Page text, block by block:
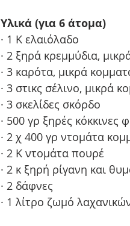
Υλικά (για 6 άτομα)
· 1 Κ ελαιόλαδο
· 2 ξηρά κρεμμύδια,
· 3 καρότα, μικρά
· 3 στικς σέλινο, μικρά
· 3 σκελίδες σκόρδο
· 500 γρ ξηρές κόκκινες
· 2 χ 400 γρ ντομάτα
· 2 Κ ντομάτα πουρέ
· 2 κ ξηρή ρίγανη και
· 2 δάφνες
· 1 λίτρο ζωμό